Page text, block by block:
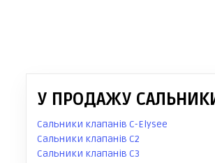
У ПРОДАЖУ САЛЬНИКИ
Сальники клапанів C-Elysee
Сальники клапанів C2
Сальники клапанів C3